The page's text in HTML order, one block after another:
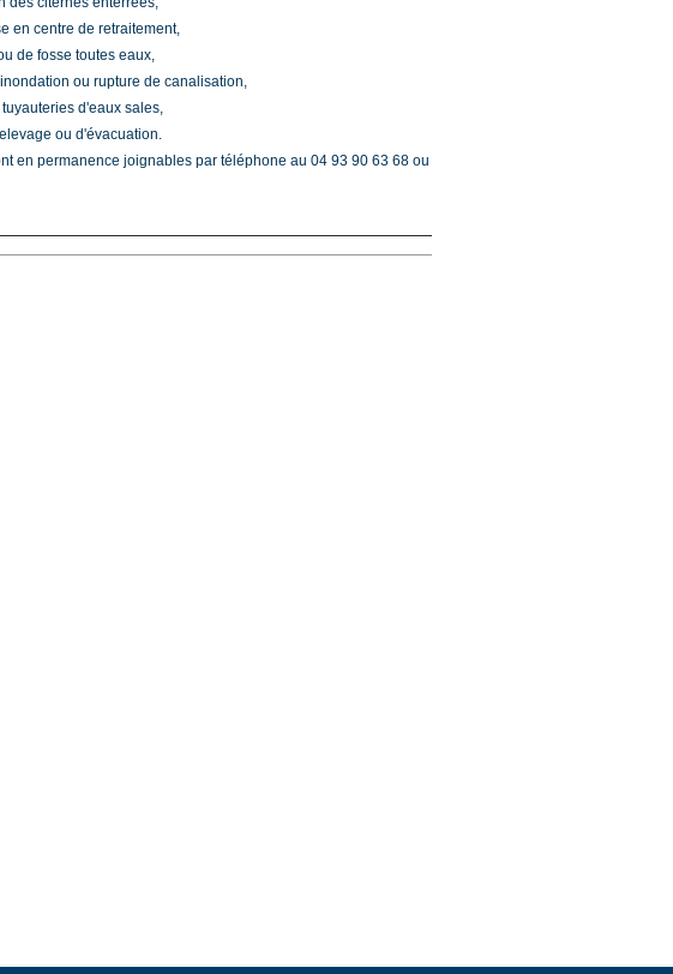
en centre de retraitement,
de fosse toutes eaux,
ou rupture de canalisation,
d'eaux sales,
ou d'évacuation.
en permanence joignables par téléphone au 04 93 90 63 68 ou